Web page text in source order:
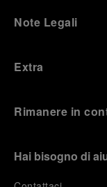
Note Legali
Extra
Rimanere in
Hai bisogno di